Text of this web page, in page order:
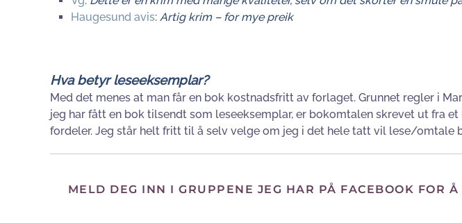
Haugesund avis: Artig krim – for mye preik
Hva betyr leseeksemplar?
Med det menes at man får en bok kostnadsfritt av forlaget. Grunnet regler i
jeg har fått en bok tilsendt som leseeksemplar, er bokomtalen skrevet ut fra
fordeler. Jeg står helt fritt til å selv velge om jeg i det hele tatt vil lese/omtale
MELD DEG INN I GRUPPENE JEG HAR PÅ FACEBOOK FOR